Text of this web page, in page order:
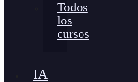
Todos
los
cursos
IA